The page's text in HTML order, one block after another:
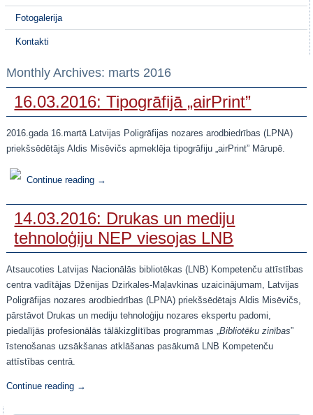
Fotogalerija
Kontakti
Monthly Archives: marts 2016
16.03.2016: Tipogrāfijā „airPrint”
2016.gada 16.martā Latvijas Poligrāfijas nozares arodbiedrības (LPNA)
priekšsēdētājs Aldis Misēvičs apmeklēja tipogrāfiju „airPrint” Mārupē.
Continue reading →
14.03.2016: Drukas un mediju
tehnoloģiju NEP viesojas LNB
Atsaucoties Latvijas Nacionālās bibliotēkas (LNB) Kompetenču attīstības
centra vadītājas Dženijas Dzirkales-Maļavkinas uzaicinājumam, Latvijas
Poligrāfijas nozares arodbiedrības (LPNA) priekšsēdētajs Aldis Misēvičs,
pārstāvot Drukas un mediju tehnoloģiju nozares ekspertu padomi,
piedalījās profesionālās tālākizglītības programmas „Bibliotēku zinības”
īstenošanas uzsākšanas atklāšanas pasākumā LNB Kompetenču
attīstības centrā.
Continue reading →